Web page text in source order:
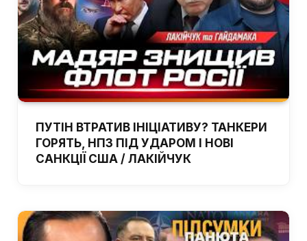
ПУТІН ВТРАТИВ ІНІЦІАТИВУ? ТАНКЕРИ
ГОРЯТЬ, НПЗ ПІД УДАРОМ І НОВІ
САНКЦІЇ США / ЛАКІЙЧУК